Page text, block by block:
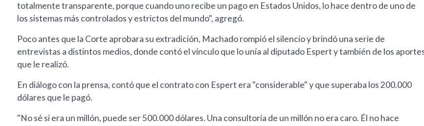
totalmente transparente, porque cuando uno recibe un pago en Estados Unidos, lo hace dentro de uno de
los sistemas más controlados y estrictos del mundo", agregó.
Poco antes que la Corte aprobara su extradición, Machado rompió el silencio y brindó una serie de
entrevistas a distintos medios, donde contó el vínculo que lo unía al diputado Espert y también de los
que le realizó.
En diálogo con la prensa, contó que el contrato con Espert era "considerable" y que superaba los 200.000
dólares que le pagó.
"No sé si era un millón, puede ser 500.000 dólares. Una consultoría de un millón no era caro. Él no hace